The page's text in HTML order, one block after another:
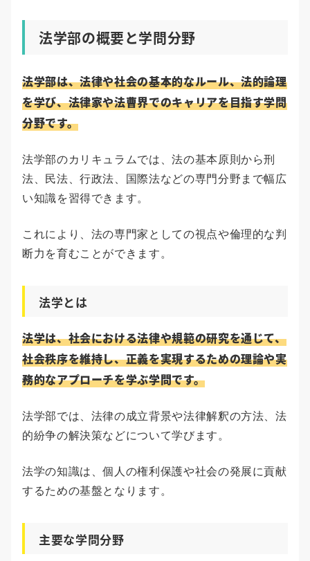
法学部の概要と学問分野
法学部は、法律や社会の基本的なルール、法的論理
を学び、法律家や法曹界でのキャリアを目指す学問
分野です。
法学部のカリキュラムでは、法の基本原則から刑
法、民法、行政法、国際法などの専門分野まで幅広
い知識を習得できます。
これにより、法の専門家としての視点や倫理的な判
断力を育むことができます。
法学とは
法学は、社会における法律や規範の研究を通じて、
社会秩序を維持し、正義を実現するための理論や実
務的なアプローチを学ぶ学問です。
法学部では、法律の成立背景や法律解釈の方法、法
的紛争の解決策などについて学びます。
法学の知識は、個人の権利保護や社会の発展に貢献
するための基盤となります。
主要な学問分野